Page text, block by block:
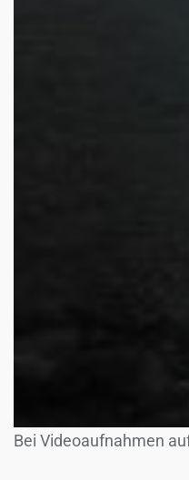
Bei Videoaufnahmen